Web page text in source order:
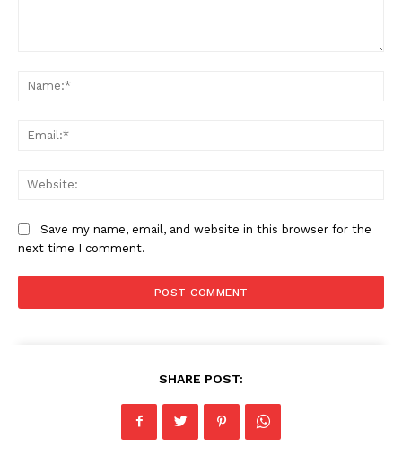
Save my name, email, and website in this browser for the
next time I comment.
SHARE POST: